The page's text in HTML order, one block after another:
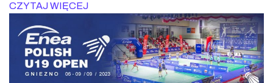
CZYTAJ WIĘCEJ